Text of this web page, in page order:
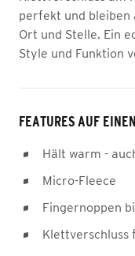
perfekt und bleiben
Ort und Stelle. Ein
Style und Funktion
FEATURES AUF
Hält warm -
Micro-Fleece
Fingernoppen
Klettverschluss